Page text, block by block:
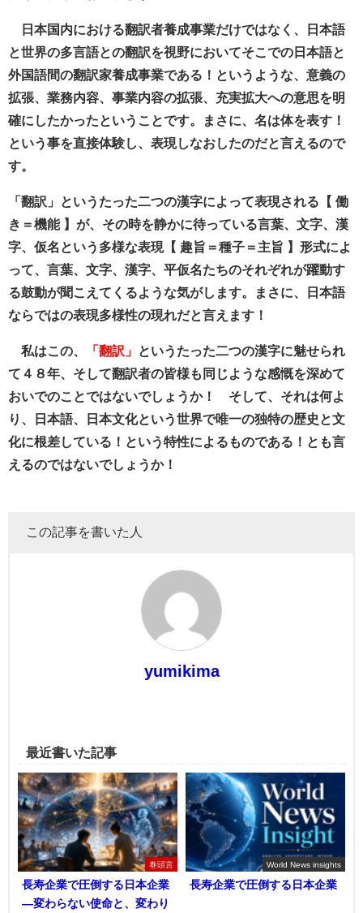
日本国内における翻訳者養成事業だけではなく、日本語
と世界の多言語との翻訳を視野においてそこでの日本語と
外国語間の翻訳家養成事業である！というような、意義の
拡張、業務内容、事業内容の拡張、充実拡大への意思を明
確にしたかったということです。まさに、名は体を表す！
という事を直接体験し、表現しなおしたのだと言えるので
す。
「翻訳」というたった二つの漢字によって表現される【 働
き＝機能 】が、その時を静かに待っている言葉、文字、漢
字、仮名という多様な表現【 趣旨＝種子＝主旨 】形式によ
って、言葉、文字、漢字、平仮名たちのそれぞれが躍動す
る鼓動が聞こえてくるような気がします。まさに、日本語
ならではの表現多様性の現れだと言えます！
私はこの、 「翻訳」
というたった二つの漢字に魅せられ
て４８年、そして翻訳者の皆様も同じような感慨を深めて
おいでのことではないでしょうか！ そして、それは何よ
り、日本語、日本文化という世界で唯一の独特の歴史と文
化に根差している！という特性によるものである！とも言
えるのではないでしょうか！
この記事を書いた人
yumikima
最近書いた記事
巻頭言
長寿企業で圧倒する日本企業
―変わらない使命と、変わり
World News insights
長寿企業で圧倒する日本企業